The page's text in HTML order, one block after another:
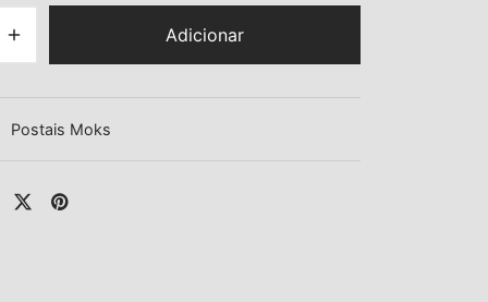
Adicionar
Postais Moks